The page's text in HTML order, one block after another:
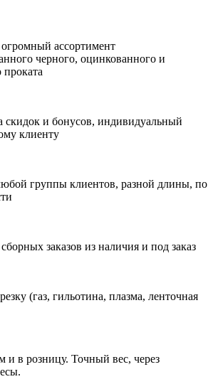
ассортимент
черного, оцинкованного и
скидок и бонусов, индивидуальный
клиенту
группы клиентов, разной длины, по
заказов из наличия и под заказ
(газ, гильотина, плазма, ленточная
и в розницу. Точный вес, через